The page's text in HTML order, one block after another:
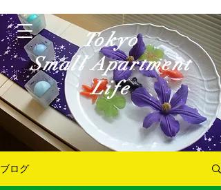
Tokyo
Small Apartment
Life
ブログ